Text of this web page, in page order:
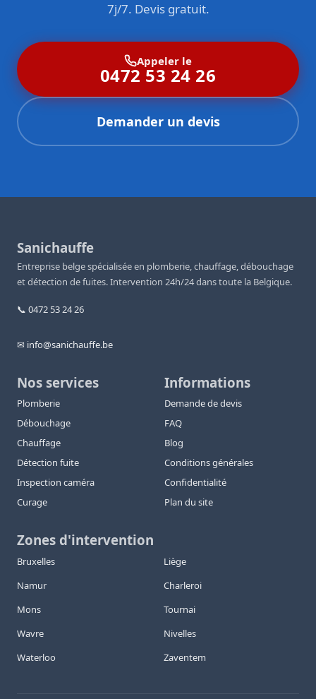
7j/7. Devis gratuit.
Appeler le
0472 53 24 26
Demander un devis
Sanichauffe
Entreprise belge spécialisée en plomberie, chauffage, débouchage
et détection de fuites. Intervention 24h/24 dans toute la Belgique.
📞 0472 53 24 26
✉ info@sanichauffe.be
Nos services
Plomberie
Débouchage
Chauffage
Détection fuite
Inspection caméra
Curage
Informations
Demande de devis
FAQ
Blog
Conditions générales
Confidentialité
Plan du site
Zones d'intervention
Bruxelles
Liège
Namur
Charleroi
Mons
Tournai
Wavre
Nivelles
Waterloo
Zaventem